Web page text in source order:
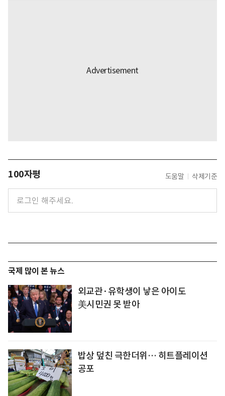
100자평 도움말 삭제기준
국제 많이 본 뉴스
외교관·유학생이 낳은 아이도
美시민권 못 받아
밥상 덮친 극한더위… 히트플레이션
공포